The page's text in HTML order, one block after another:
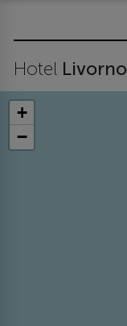
Hotel Livorno
+
−